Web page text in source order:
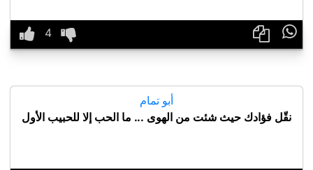

أبو تمام
نقّل فؤادك حيث شئت من الهوى ... ما الحب إلا للحبيب الأول